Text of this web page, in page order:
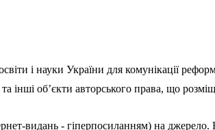
і науки України для комунікації
інші об’єкти авторського права, що
видань - гіперпосиланням) на